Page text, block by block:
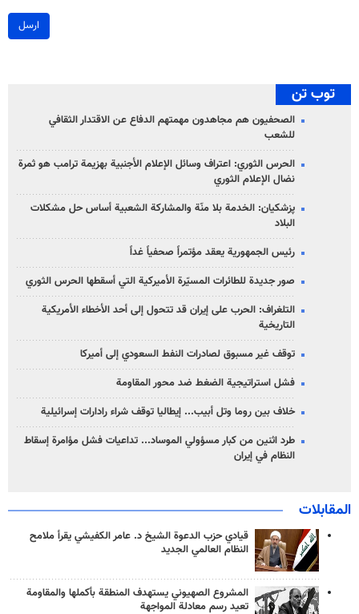
ارسل
توب تن
الصحفيون هم مجاهدون مهمتهم الدفاع عن الاقتدار الثقافي
للشعب
الحرس الثوري: اعتراف وسائل الإعلام الأجنبية بهزيمة ترامب هو ثمرة
نضال الإعلام الثوري
پزشکیان: الخدمة بلا منّة والمشاركة الشعبية أساس حل مشكلات
البلاد
رئيس الجمهورية يعقد مؤتمراً صحفياً غداً
صور جديدة للطائرات المسيّرة الأميركية التي أسقطها الحرس الثوري
التلغراف: الحرب على إيران قد تتحول إلى أحد الأخطاء الأمريكية
التاريخية
توقف غير مسبوق لصادرات النفط السعودي إلى أميركا
فشل استراتيجية الضغط ضد محور المقاومة
خلاف بين روما وتل أبيب... إيطاليا توقف شراء رادارات إسرائيلية
طرد اثنين من كبار مسؤولي الموساد... تداعيات فشل مؤامرة إسقاط
النظام في إيران
المقابلات
قيادي حزب الدعوة الشيخ د. عامر الكفيشي يقرأ ملامح
النظام العالمي الجديد
المشروع الصهيوني يستهدف المنطقة بأكملها والمقاومة
تعيد رسم معادلة المواجهة